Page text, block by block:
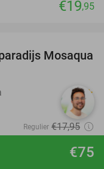
€75
€19,95
25%
Mosaqua
8.2star
Regulier €17,95
€13